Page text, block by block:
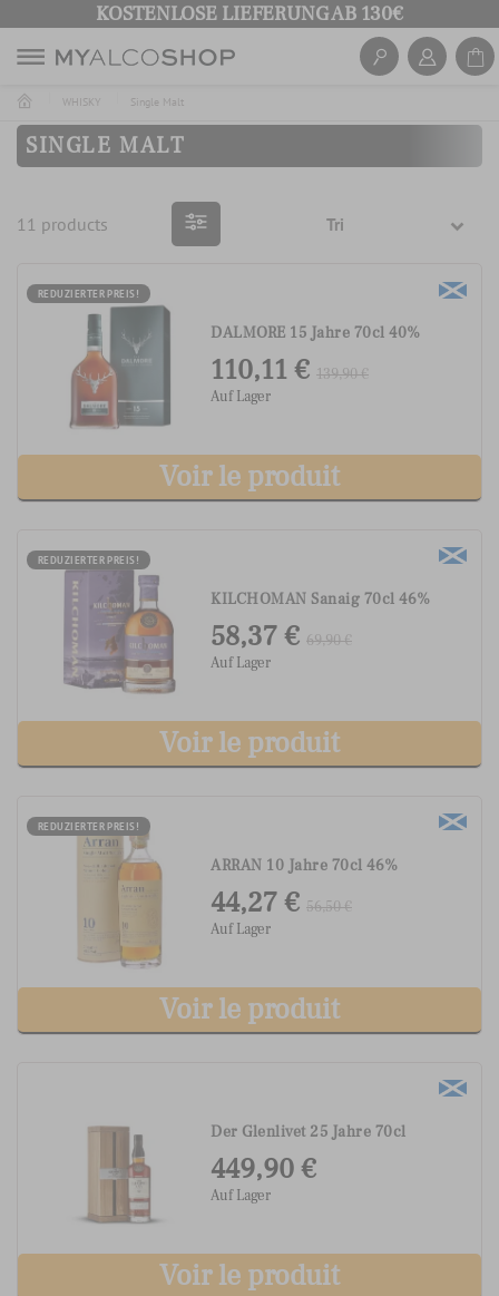
KOSTENLOSE LIEFERUNG AB 130€
WHISKY Single Malt
SINGLE MALT
11 products Tri
REDUZIERTER PREIS!
DALMORE 15 Jahre 70cl 40%
110,11 € 139,90 €
Auf Lager
Voir le produit
REDUZIERTER PREIS!
KILCHOMAN Sanaig 70cl 46%
58,37 € 69,90 €
Auf Lager
Voir le produit
REDUZIERTER PREIS!
ARRAN 10 Jahre 70cl 46%
44,27 € 56,50 €
Auf Lager
Voir le produit
Der Glenlivet 25 Jahre 70cl
449,90 €
Auf Lager
Voir le produit